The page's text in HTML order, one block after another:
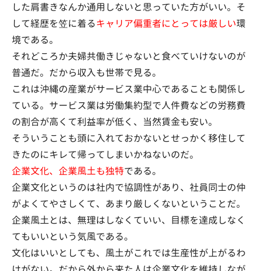
した肩書きなんか通用しないと思っていた方がいい。そ
して経歴を笠に着るキャリア偏重者にとっては厳しい環
境である。
それどころか夫婦共働きじゃないと食べていけないのが
普通だ。だから収入も世帯で見る。
これは沖縄の産業がサービス業中心であることも関係し
ている。サービス業は労働集約型で人件費などの労務費
の割合が高くて利益率が低く、当然賃金も安い。
そういうことも頭に入れておかないとせっかく移住して
きたのにキレて帰ってしまいかねないのだ。
企業文化、企業風土も独特である。
企業文化というのは社内で協調性があり、社員同士の仲
がよくてやさしくて、あまり厳しくないということだ。
企業風土とは、無理はしなくていい、目標を達成しなく
てもいいという気風である。
文化はいいとしても、風土がこれでは生産性が上がるわ